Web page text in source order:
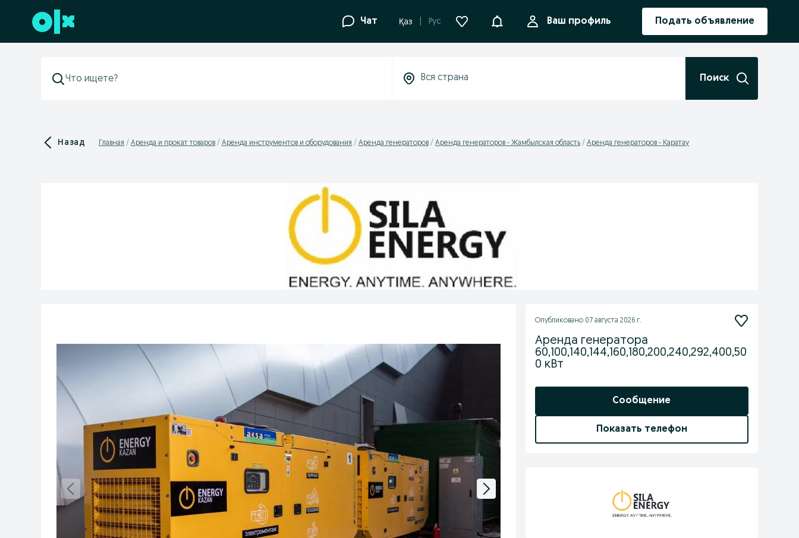
Перейти к нижнему колонтитулу Чат Қаз Рус УведомленияВаш профиль Подать объявление
Поиск
Назад Главная Аренда и прокат товаров Аренда инструментов и оборудования Аренда генераторов Аренда генераторов - Жамбылская область Аренда генераторов - Каратау
Опубликовано 07 августа 2026 г.
Аренда генератора
60,100,140,144,160,180,200,240,292,400,50
0 кВт
Сообщение
Показать телефон